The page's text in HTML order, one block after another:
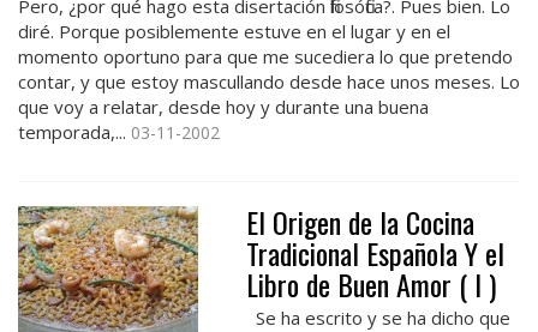
Pero, ¿por qué hago esta disertación filosófica?. Pues bien. Lo
diré. Porque posiblemente estuve en el lugar y en el
momento oportuno para que me sucediera lo que pretendo
contar, y que estoy mascullando desde hace unos meses. Lo
que voy a relatar, desde hoy y durante una buena
temporada,... 03-11-2002
El Origen de la Cocina
Tradicional Española Y el
Libro de Buen Amor ( I )
Se ha escrito y se ha dicho que